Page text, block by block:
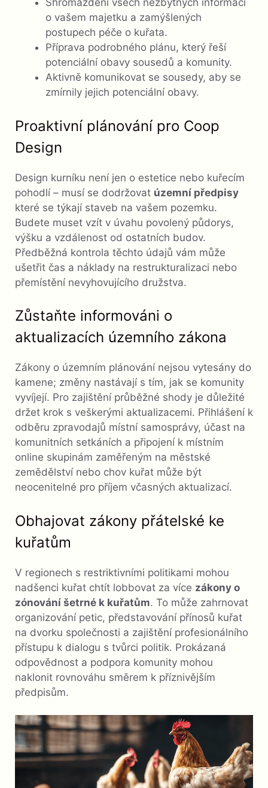
Shromáždění všech nezbytných informací
o vašem majetku a zamýšlených
postupech péče o kuřata.
Příprava podrobného plánu, který řeší
potenciální obavy sousedů a komunity.
Aktivně komunikovat se sousedy, aby se
zmírnily jejich potenciální obavy.
Proaktivní plánování pro Coop
Design
Design kurníku není jen o estetice nebo kuřecím
pohodlí – musí se dodržovat územní předpisy
které se týkají staveb na vašem pozemku.
Budete muset vzít v úvahu povolený půdorys,
výšku a vzdálenost od ostatních budov.
Předběžná kontrola těchto údajů vám může
ušetřit čas a náklady na restrukturalizaci nebo
přemístění nevyhovujícího družstva.
Zůstaňte informováni o
aktualizacích územního zákona
Zákony o územním plánování nejsou vytesány do
kamene; změny nastávají s tím, jak se komunity
vyvíjejí. Pro zajištění průběžné shody je důležité
držet krok s veškerými aktualizacemi. Přihlášení k
odběru zpravodajů místní samosprávy, účast na
komunitních setkáních a připojení k místním
online skupinám zaměřeným na městské
zemědělství nebo chov kuřat může být
neocenitelné pro příjem včasných aktualizací.
Obhajovat zákony přátelské ke
kuřatům
V regionech s restriktivními politikami mohou
nadšenci kuřat chtít lobbovat za více zákony o
zónování šetrné k kuřatům. To může zahrnovat
organizování petic, představování přínosů kuřat
na dvorku společnosti a zajištění profesionálního
přístupu k dialogu s tvůrci politik. Prokázaná
odpovědnost a podpora komunity mohou
naklonit rovnováhu směrem k příznivějším
předpisům.